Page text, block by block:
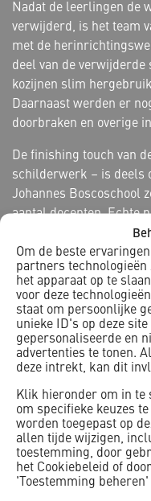
Om de beste
partners technologieën
het apparaat op te
voor deze
staat om persoonlijke
unieke ID's op deze
gepersonaliseerde en
advertenties te tonen.
deze intrekt, kan dit
Klik hieronder om in te
om specifieke keuzes
worden toegepast op
allen tijde wijzigen,
toestemming, door
het Cookiebeleid of
'Toestemming
Nadat de leerlingen de
verwijderd, is het team
met de
deel van de verwijderde
kozijnen slim
Daarnaast werden er
doorbraken en overige
De finishing touch van
schilderwerk – is deels
Johannes Boscoschool
aantal docenten. Echte
Eerder heeft K_Dekker
op de Johannes
schoolbestuur. Daarom
schrijven op de
Kleinbouw werd gegund.